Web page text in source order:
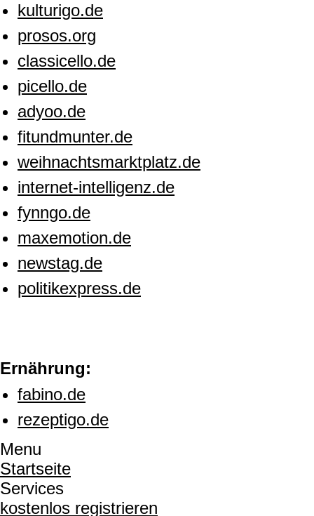
kulturigo.de
prosos.org
classicello.de
picello.de
adyoo.de
fitundmunter.de
weihnachtsmarktplatz.de
internet-intelligenz.de
fynngo.de
maxemotion.de
newstag.de
politikexpress.de
Ernährung:
fabino.de
rezeptigo.de
Menu
Startseite
Services
kostenlos registrieren